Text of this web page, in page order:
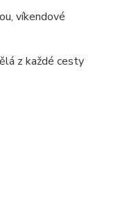
víkendové
z každé cesty